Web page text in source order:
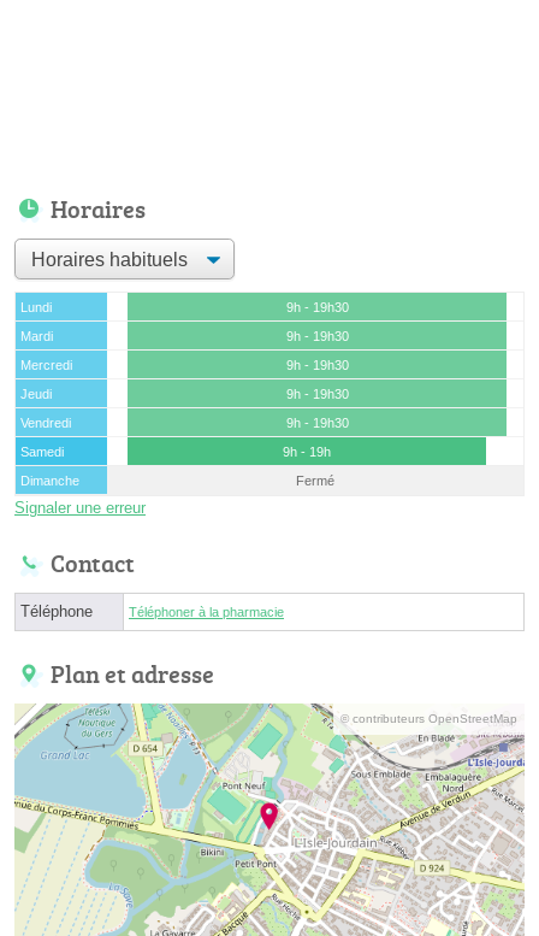
Horaires
Lundi
9h - 19h30
Mardi
9h - 19h30
Mercredi
9h - 19h30
Jeudi
9h - 19h30
Vendredi
9h - 19h30
Samedi
9h - 19h
Dimanche
Fermé
Signaler une erreur
Contact
Téléphone Téléphoner à la pharmacie
Plan et adresse
© contributeurs OpenStreetMap